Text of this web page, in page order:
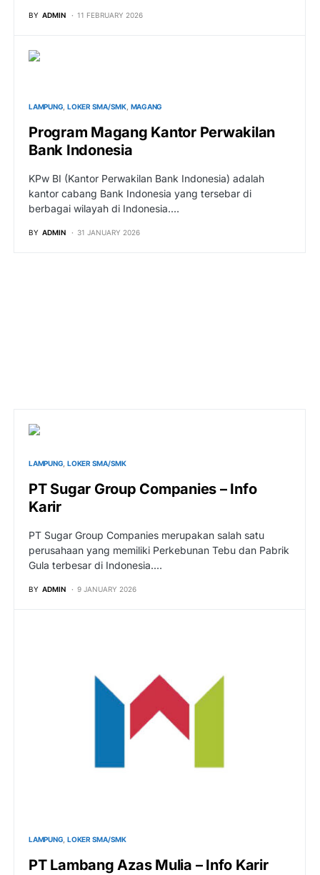
BY ADMIN 11 FEBRUARY 2026
LAMPUNG LOKER SMA/SMK MAGANG
Program Magang Kantor Perwakilan
Bank Indonesia
KPw BI (Kantor Perwakilan Bank Indonesia) adalah
kantor cabang Bank Indonesia yang tersebar di
berbagai wilayah di Indonesia.…
BY ADMIN 31 JANUARY 2026
LAMPUNG LOKER SMA/SMK
PT Sugar Group Companies – Info
Karir
PT Sugar Group Companies merupakan salah satu
perusahaan yang memiliki Perkebunan Tebu dan Pabrik
Gula terbesar di Indonesia.…
BY ADMIN 9 JANUARY 2026
LAMPUNG LOKER SMA/SMK
PT Lambang Azas Mulia – Info Karir